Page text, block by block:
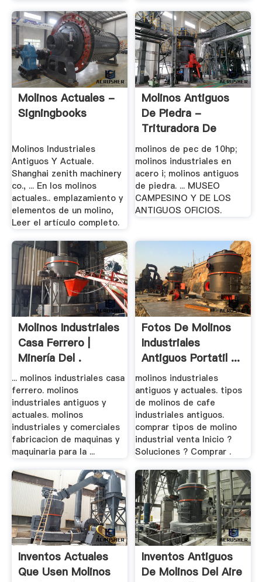
Molinos Actuales -
Signingbooks
Molinos Industriales
Antiguos Y Actuale.
Shanghai zenith machinery
co., ... En los molinos
actuales.. emplazamiento y
elementos de un molino,
Leer el artículo completo.
Molinos Antiguos
De Piedra -
Trituradora De
Cono
molinos de pec de 10hp;
molinos industriales en
acero i; molinos antiguos
de piedra. ... MUSEO
CAMPESINO Y DE LOS
ANTIGUOS OFICIOS.
Molinos Industriales
Casa Ferrero |
Minería Del .
... molinos industriales casa
ferrero. molinos
industriales antiguos y
actuales. molinos
industriales y comerciales
fabricacion de maquinas y
maquinaria para la ...
Fotos De Molinos
Industriales
Antiguos Portatil ...
molinos industriales
antiguos y actuales. tipos
de molinos de cafe
industriales antiguos.
comprar tipos de molino
industrial venta Inicio ?
Soluciones ? Comprar .
Inventos Actuales
Que Usen Molinos
Inventos Antiguos
De Molinos Del Aire